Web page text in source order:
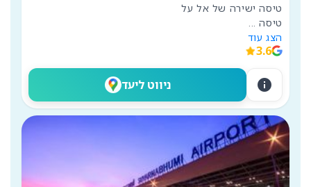
טיסה ישירה של אל על
טיסה ...
הצג עוד
3.6
ניווט ליעד info